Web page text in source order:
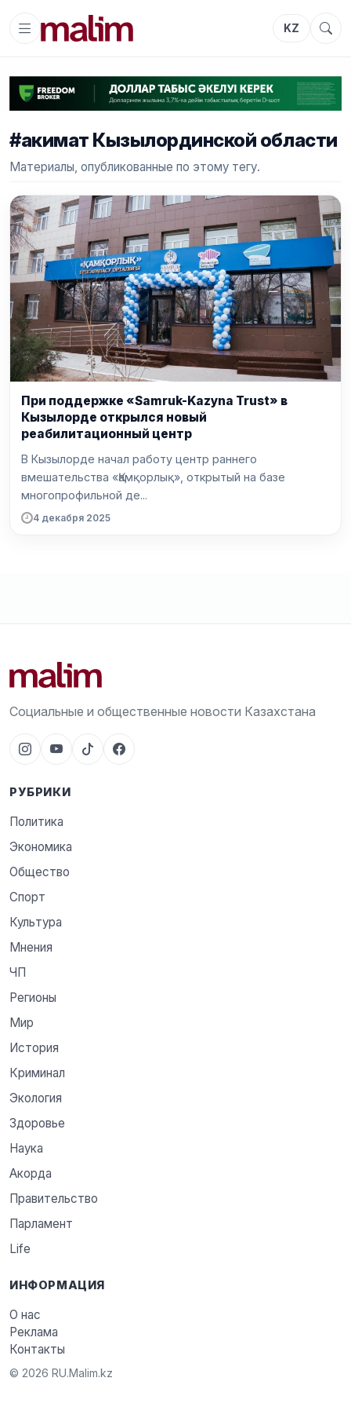
KZ
#акимат Кызылординской области
Материалы, опубликованные по этому тегу.
При поддержке «Samruk-Kazyna Trust» в
Кызылорде открылся новый
реабилитационный центр
В Кызылорде начал работу центр раннего
вмешательства «Қамқорлық», открытый на базе
многопрофильной де...
4 декабря 2025
Социальные и общественные новости Казахстана
РУБРИКИ
Политика
Экономика
Общество
Спорт
Культура
Мнения
ЧП
Регионы
Мир
История
Криминал
Экология
Здоровье
Наука
Акорда
Правительство
Парламент
Life
ИНФОРМАЦИЯ
О нас
Реклама
Контакты
© 2026 RU.Malim.kz